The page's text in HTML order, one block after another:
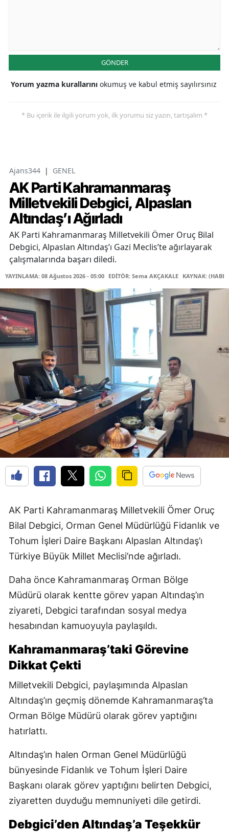
GÖNDER
Yorum yazma kurallarını okumuş ve kabul etmiş sayılırsınız
* Bu içerik ile ilgili yorum yok, ilk yorumu siz yazın, tartışalım *
Ajans344 | GENEL
AK Parti Kahramanmaraş
Milletvekili Debgici, Alpaslan
Altındaş’ı Ağırladı
AK Parti Kahramanmaraş Milletvekili Ömer Oruç Bilal
Debgici, Alpaslan Altındaş’ı Gazi Meclis’te ağırlayarak
çalışmalarında başarı diledi.
YAYINLAMA: 08 Ağustos 2026 - 05:00 EDİTÖR: Sema AKÇAKALE KAYNAK:
AK Parti Kahramanmaraş Milletvekili Ömer Oruç
Bilal Debgici, Orman Genel Müdürlüğü Fidanlık ve
Tohum İşleri Daire Başkanı Alpaslan Altındaş’ı
Türkiye Büyük Millet Meclisi’nde ağırladı.
Daha önce Kahramanmaraş Orman Bölge
Müdürü olarak kentte görev yapan Altındaş’ın
ziyareti, Debgici tarafından sosyal medya
hesabından kamuoyuyla paylaşıldı.
Kahramanmaraş’taki Görevine
Dikkat Çekti
Milletvekili Debgici, paylaşımında Alpaslan
Altındaş’ın geçmiş dönemde Kahramanmaraş’ta
Orman Bölge Müdürü olarak görev yaptığını
hatırlattı.
Altındaş’ın halen Orman Genel Müdürlüğü
bünyesinde Fidanlık ve Tohum İşleri Daire
Başkanı olarak görev yaptığını belirten Debgici,
ziyaretten duyduğu memnuniyeti dile getirdi.
Debgici’den Altındaş’a Teşekkür